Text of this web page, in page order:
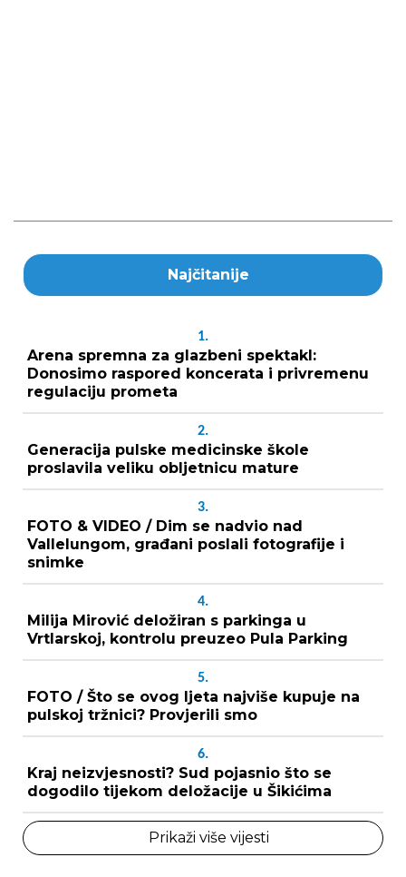
Najčitanije
1.
Arena spremna za glazbeni spektakl:
Donosimo raspored koncerata i privremenu
regulaciju prometa
2.
Generacija pulske medicinske škole
proslavila veliku obljetnicu mature
3.
FOTO & VIDEO / Dim se nadvio nad
Vallelungom, građani poslali fotografije i
snimke
4.
Milija Mirović deložiran s parkinga u
Vrtlarskoj, kontrolu preuzeo Pula Parking
5.
FOTO / Što se ovog ljeta najviše kupuje na
pulskoj tržnici? Provjerili smo
6.
Kraj neizvjesnosti? Sud pojasnio što se
dogodilo tijekom deložacije u Šikićima
Prikaži više vijesti